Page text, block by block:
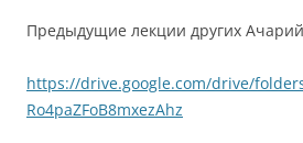
Предыдущие лекции других
https://drive.google.com/drive/
Ro4paZFoB8mxezAhz